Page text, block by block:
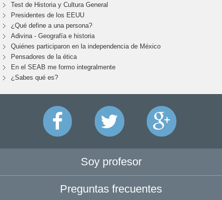
Test de Historia y Cultura General
Presidentes de los EEUU
¿Qué define a una persona?
Adivina - Geografía e historia
Quiénes participaron en la independencia de México
Pensadores de la ética
En el SEAB me formo integralmente
¿Sabes qué es?
Soy profesor
Preguntas frecuentes